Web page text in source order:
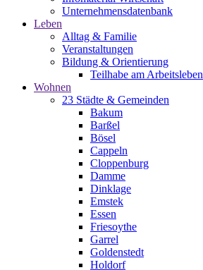
Unternehmensdatenbank
Leben
Alltag & Familie
Veranstaltungen
Bildung & Orientierung
Teilhabe am Arbeitsleben
Wohnen
23 Städte & Gemeinden
Bakum
Barßel
Bösel
Cappeln
Cloppenburg
Damme
Dinklage
Emstek
Essen
Friesoythe
Garrel
Goldenstedt
Holdorf